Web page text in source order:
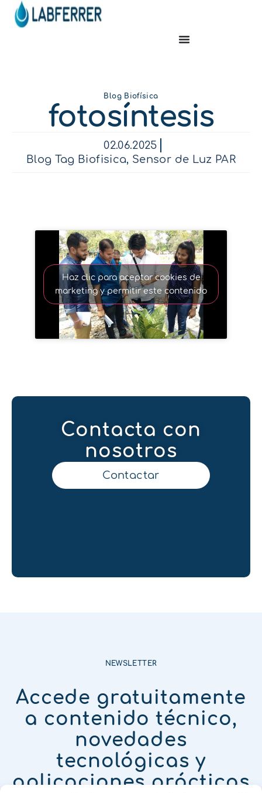
Blog Biofísica
fotosíntesis
02.06.2025
Blog Tag Biofisica, Sensor de Luz PAR
Haz clic para aceptar cookies de
marketing y permitir este contenido
Contacta con
nosotros
Contactar
NEWSLETTER
Accede gratuitamente
a contenido técnico,
novedades
tecnológicas y
aplicaciones prácticas